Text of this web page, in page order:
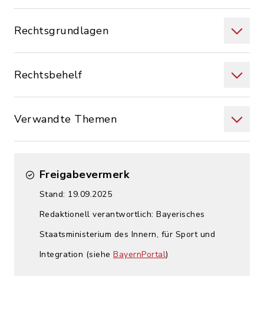
Rechtsgrundlagen
Rechtsbehelf
Verwandte Themen
Freigabevermerk
Stand: 19.09.2025
Redaktionell verantwortlich: Bayerisches
Staatsministerium des Innern, für Sport und
Integration (siehe BayernPortal)